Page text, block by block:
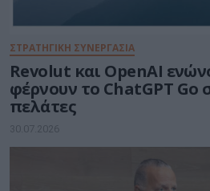
ΣΤΡΑΤΗΓΙΚΗ ΣΥΝΕΡΓΑΣΙΑ
Revolut και OpenAI
φέρνουν το ChatGPT Go
πελάτες
30.07.2026